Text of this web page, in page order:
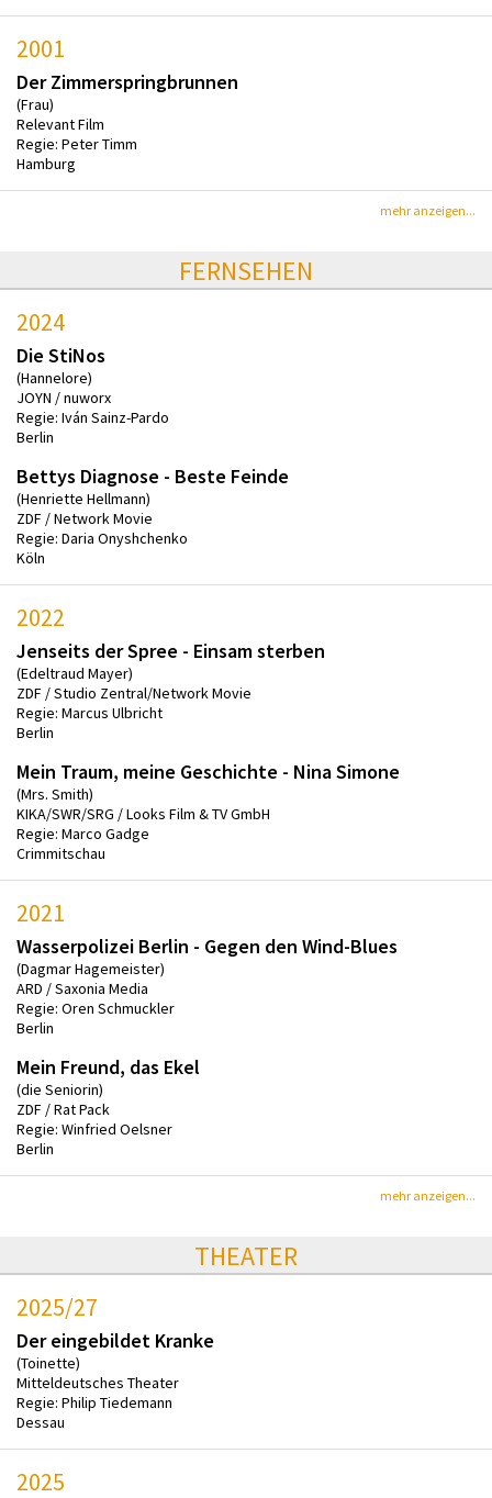
2001
Der Zimmerspringbrunnen
(Frau)
Relevant Film
Regie: Peter Timm
Hamburg
mehr anzeigen...
FERNSEHEN
2024
Die StiNos
(Hannelore)
JOYN / nuworx
Regie: Iván Sainz-Pardo
Berlin
Bettys Diagnose - Beste Feinde
(Henriette Hellmann)
ZDF / Network Movie
Regie: Daria Onyshchenko
Köln
2022
Jenseits der Spree - Einsam sterben
(Edeltraud Mayer)
ZDF / Studio Zentral/Network Movie
Regie: Marcus Ulbricht
Berlin
Mein Traum, meine Geschichte - Nina Simone
(Mrs. Smith)
KIKA/SWR/SRG / Looks Film & TV GmbH
Regie: Marco Gadge
Crimmitschau
2021
Wasserpolizei Berlin - Gegen den Wind-Blues
(Dagmar Hagemeister)
ARD / Saxonia Media
Regie: Oren Schmuckler
Berlin
Mein Freund, das Ekel
(die Seniorin)
ZDF / Rat Pack
Regie: Winfried Oelsner
Berlin
mehr anzeigen...
THEATER
2025/27
Der eingebildet Kranke
(Toinette)
Mitteldeutsches Theater
Regie: Philip Tiedemann
Dessau
2025